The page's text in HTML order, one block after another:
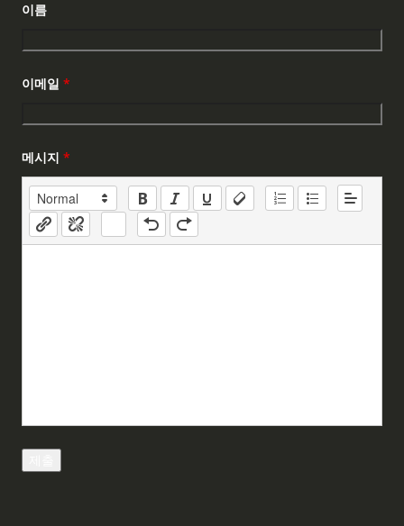
이름
이메일 *
메시지 *